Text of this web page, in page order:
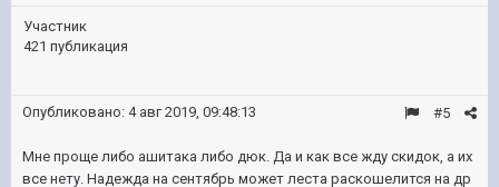
Участник
421 публикация
#5
Опубликовано: 4 авг 2019, 09:48:13
Мне проще либо ашитака либо дюк. Да и как все жду скидок, а их
все нету. Надежда на сентябрь может леста раскошелится на др